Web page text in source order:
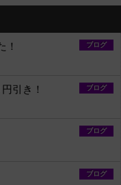
ブログ
！
ブログ
引き！
ブログ
ブログ